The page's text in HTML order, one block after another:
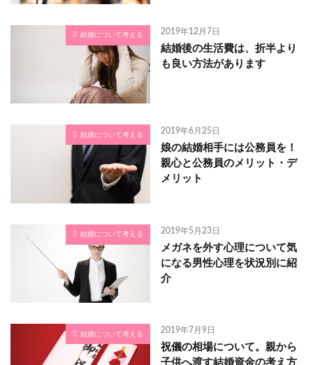
結婚について考える 2019年12月7日
結婚後の生活費は、折半より
も良い方法があります
結婚について考える 2019年6月25日
娘の結婚相手には公務員を！
親心と公務員のメリット・デ
メリット
結婚について考える 2019年5月23日
メガネを外す心理について気
になる男性心理を状況別に紹
介
結婚について考える 2019年7月9日
祝儀の相場について。親から
子供へ渡す結婚資金の考え方